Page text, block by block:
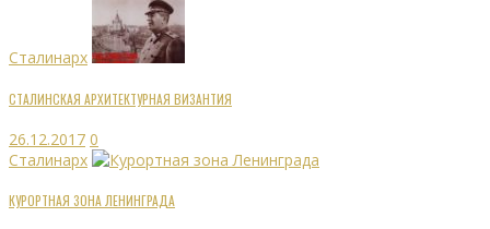
Сталинарх
СТАЛИНСКАЯ АРХИТЕКТУРНАЯ ВИЗАНТИЯ
26.12.2017 0
Сталинарх
КУРОРТНАЯ ЗОНА ЛЕНИНГРАДА